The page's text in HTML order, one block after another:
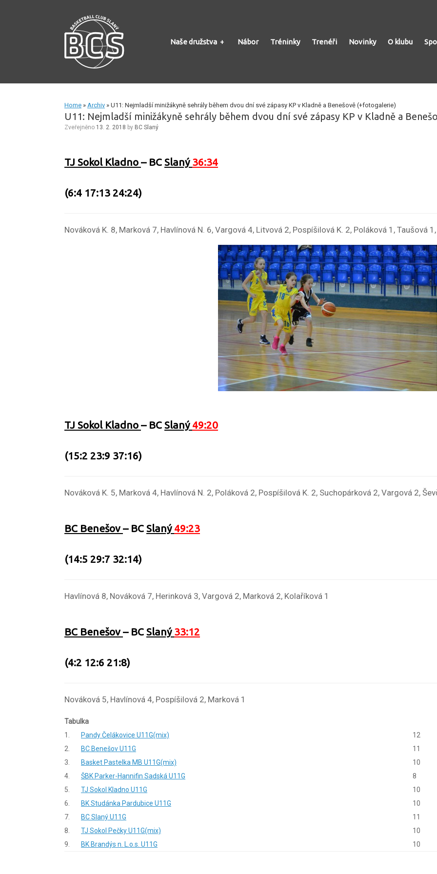
Naše družstva Nábor Tréninky Trenéři Novinky O klubu
Home » Archiv » U11: Nejmladší minižákyně sehrály během dvou dní své zápasy KP v Kladně a Benešově (+fotogalerie)
U11: Nejmladší minižákyně sehrály během dvou dní své zápasy KP v Kladně a
Zveřejněno 13. 2. 2018 by BC Slaný
TJ Sokol Kladno – BC Slaný 36:34
(6:4 17:13 24:24)
Nováková K. 8, Marková 7, Havlínová N. 6, Vargová 4, Litvová 2, Pospíšilová K. 2, Poláková 1, Taušová
TJ Sokol Kladno – BC Slaný 49:20
(15:2 23:9 37:16)
Nováková K. 5, Marková 4, Havlínová N. 2, Poláková 2, Pospíšilová K. 2, Suchopárková 2, Vargová 2,
BC Benešov – BC Slaný 49:23
(14:5 29:7 32:14)
Havlínová 8, Nováková 7, Herinková 3, Vargová 2, Marková 2, Kolaříková 1
BC Benešov – BC Slaný 33:12
(4:2 12:6 21:8)
Nováková 5, Havlínová 4, Pospíšilová 2, Marková 1
Tabulka
1.
Pandy Čelákovice U11G(mix) 12
2.
BC Benešov U11G 11
3.
Basket Pastelka MB U11G(mix) 10
4.
ŠBK Parker-Hannifin Sadská U11G 8
5.
TJ Sokol Kladno U11G 10
6.
BK Studánka Pardubice U11G 10
7.
BC Slaný U11G 11
8.
TJ Sokol Pečky U11G(mix) 10
9.
BK Brandýs n. L.o.s. U11G 10